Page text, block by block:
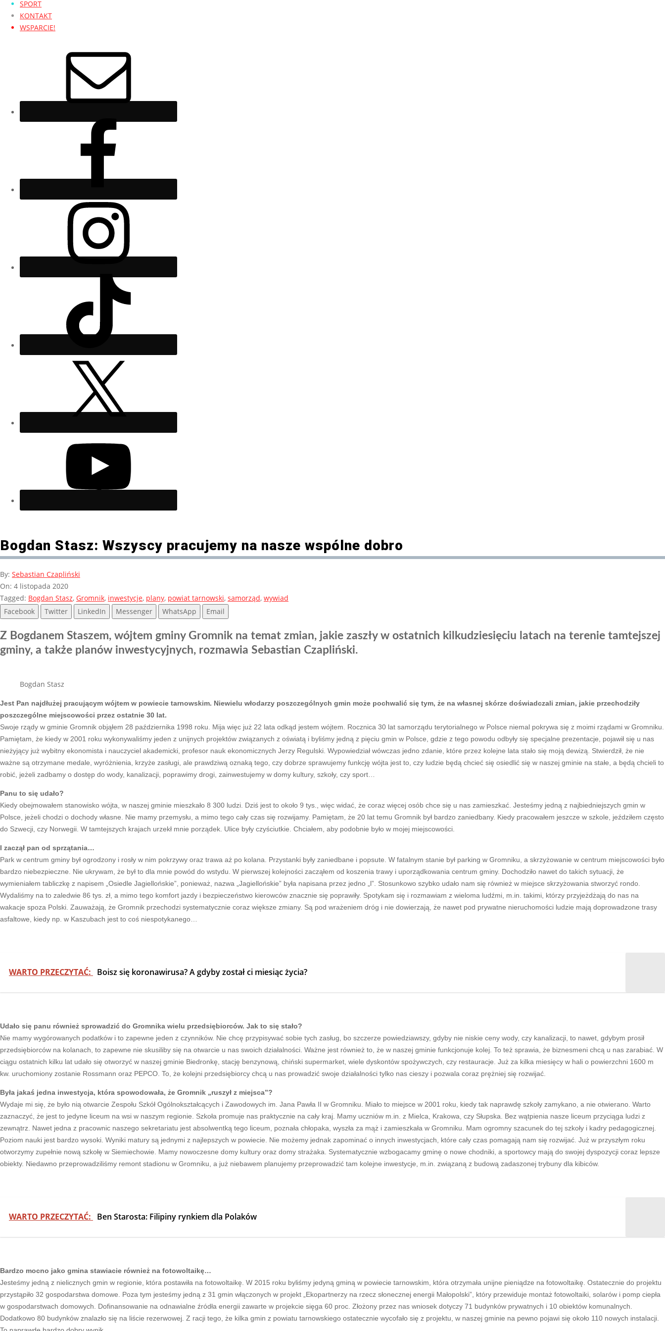
SPORT
KONTAKT
WSPARCIE!
Bogdan Stasz: Wszyscy pracujemy na nasze wspólne dobro
By: Sebastian Czapliński
On: 4 listopada 2020
Tagged: Bogdan Stasz, Gromnik, inwestycje, plany, powiat tarnowski, samorząd, wywiad
Facebook
Twitter LinkedIn Messenger WhatsApp Email
Z Bogdanem Staszem, wójtem gminy Gromnik na temat zmian, jakie zaszły w ostatnich kilkudziesięciu latach na terenie tamtejszej
gminy, a także planów inwestycyjnych, rozmawia Sebastian Czapliński.
Bogdan Stasz
Jest Pan najdłużej pracującym wójtem w powiecie tarnowskim. Niewielu włodarzy poszczególnych gmin może pochwalić się tym, że na własnej skórze doświadczali zmian, jakie przechodziły
poszczególne miejscowości przez ostatnie 30 lat.
Swoje rządy w gminie Gromnik objąłem 28 października 1998 roku. Mija więc już 22 lata odkąd jestem wójtem. Rocznica 30 lat samorządu terytorialnego w Polsce niemal pokrywa się z moimi rządami w Gromniku.
Pamiętam, że kiedy w 2001 roku wykonywaliśmy jeden z unijnych projektów związanych z oświatą i byliśmy jedną z pięciu gmin w Polsce, gdzie z tego powodu odbyły się specjalne prezentacje, pojawił się u nas
nieżyjący już wybitny ekonomista i nauczyciel akademicki, profesor nauk ekonomicznych Jerzy Regulski. Wypowiedział wówczas jedno zdanie, które przez kolejne lata stało się moją dewizą. Stwierdził, że nie
ważne są otrzymane medale, wyróżnienia, krzyże zasługi, ale prawdziwą oznaką tego, czy dobrze sprawujemy funkcję wójta jest to, czy ludzie będą chcieć się osiedlić się w naszej gminie na stałe, a będą chcieli to
robić, jeżeli zadbamy o dostęp do wody, kanalizacji, poprawimy drogi, zainwestujemy w domy kultury, szkoły, czy sport…
Panu to się udało?
Kiedy obejmowałem stanowisko wójta, w naszej gminie mieszkało 8 300 ludzi. Dziś jest to około 9 tys., więc widać, że coraz więcej osób chce się u nas zamieszkać. Jesteśmy jedną z najbiedniejszych gmin w
Polsce, jeżeli chodzi o dochody własne. Nie mamy przemysłu, a mimo tego cały czas się rozwijamy. Pamiętam, że 20 lat temu Gromnik był bardzo zaniedbany. Kiedy pracowałem jeszcze w szkole, jeździłem często
do Szwecji, czy Norwegii. W tamtejszych krajach urzekł mnie porządek. Ulice były czyściutkie. Chciałem, aby podobnie było w mojej miejscowości.
I zaczął pan od sprzątania…
Park w centrum gminy był ogrodzony i rosły w nim pokrzywy oraz trawa aż po kolana. Przystanki były zaniedbane i popsute. W fatalnym stanie był parking w Gromniku, a skrzyżowanie w centrum miejscowości było
bardzo niebezpieczne. Nie ukrywam, że był to dla mnie powód do wstydu. W pierwszej kolejności zacząłem od koszenia trawy i uporządkowania centrum gminy. Dochodziło nawet do takich sytuacji, że
wymieniałem tabliczkę z napisem „Osiedle Jagiellońskie”, ponieważ, nazwa „Jagiellońskie” była napisana przez jedno „l”. Stosunkowo szybko udało nam się również w miejsce skrzyżowania stworzyć rondo.
Wydaliśmy na to zaledwie 86 tys. zł, a mimo tego komfort jazdy i bezpieczeństwo kierowców znacznie się poprawiły. Spotykam się i rozmawiam z wieloma ludźmi, m.in. takimi, którzy przyjeżdżają do nas na
wakacje spoza Polski. Zauważają, że Gromnik przechodzi systematycznie coraz większe zmiany. Są pod wrażeniem dróg i nie dowierzają, że nawet pod prywatne nieruchomości ludzie mają doprowadzone trasy
asfaltowe, kiedy np. w Kaszubach jest to coś niespotykanego…
WARTO PRZECZYTAĆ: Boisz się koronawirusa? A gdyby został ci miesiąc życia?
Udało się panu również sprowadzić do Gromnika wielu przedsiębiorców. Jak to się stało?
Nie mamy wygórowanych podatków i to zapewne jeden z czynników. Nie chcę przypisywać sobie tych zasług, bo szczerze powiedziawszy, gdyby nie niskie ceny wody, czy kanalizacji, to nawet, gdybym prosił
przedsiębiorców na kolanach, to zapewne nie skusiliby się na otwarcie u nas swoich działalności. Ważne jest również to, że w naszej gminie funkcjonuje kolej. To też sprawia, że biznesmeni chcą u nas zarabiać. W
ciągu ostatnich kilku lat udało się otworzyć w naszej gminie Biedronkę, stację benzynową, chiński supermarket, wiele dyskontów spożywczych, czy restauracje. Już za kilka miesięcy w hali o powierzchni 1600 m
kw. uruchomiony zostanie Rossmann oraz PEPCO. To, że kolejni przedsiębiorcy chcą u nas prowadzić swoje działalności tylko nas cieszy i pozwala coraz prężniej się rozwijać.
Była jakaś jedna inwestycja, która spowodowała, że Gromnik „ruszył z miejsca”?
Wydaje mi się, że było nią otwarcie Zespołu Szkół Ogólnokształcących i Zawodowych im. Jana Pawła II w Gromniku. Miało to miejsce w 2001 roku, kiedy tak naprawdę szkoły zamykano, a nie otwierano. Warto
zaznaczyć, że jest to jedyne liceum na wsi w naszym regionie. Szkoła promuje nas praktycznie na cały kraj. Mamy uczniów m.in. z Mielca, Krakowa, czy Słupska. Bez wątpienia nasze liceum przyciąga ludzi z
zewnątrz. Nawet jedna z pracownic naszego sekretariatu jest absolwentką tego liceum, poznała chłopaka, wyszła za mąż i zamieszkała w Gromniku. Mam ogromny szacunek do tej szkoły i kadry pedagogicznej.
Poziom nauki jest bardzo wysoki. Wyniki matury są jednymi z najlepszych w powiecie. Nie możemy jednak zapominać o innych inwestycjach, które cały czas pomagają nam się rozwijać. Już w przyszłym roku
otworzymy zupełnie nową szkołę w Siemiechowie. Mamy nowoczesne domy kultury oraz domy strażaka. Systematycznie wzbogacamy gminę o nowe chodniki, a sportowcy mają do swojej dyspozycji coraz lepsze
obiekty. Niedawno przeprowadziliśmy remont stadionu w Gromniku, a już niebawem planujemy przeprowadzić tam kolejne inwestycje, m.in. związaną z budową zadaszonej trybuny dla kibiców.
WARTO PRZECZYTAĆ: Ben Starosta: Filipiny rynkiem dla Polaków
Bardzo mocno jako gmina stawiacie również na fotowoltaikę…
Jesteśmy jedną z nielicznych gmin w regionie, która postawiła na fotowoltaikę. W 2015 roku byliśmy jedyną gminą w powiecie tarnowskim, która otrzymała unijne pieniądze na fotowoltaikę. Ostatecznie do projektu
przystąpiło 32 gospodarstwa domowe. Poza tym jesteśmy jedną z 31 gmin włączonych w projekt „Ekopartnerzy na rzecz słonecznej energii Małopolski”, który przewiduje montaż fotowoltaiki, solarów i pomp ciepła
w gospodarstwach domowych. Dofinansowanie na odnawialne źródła energii zawarte w projekcie sięga 60 proc. Złożony przez nas wniosek dotyczy 71 budynków prywatnych i 10 obiektów komunalnych.
Dodatkowo 80 budynków znalazło się na liście rezerwowej. Z racji tego, że kilka gmin z powiatu tarnowskiego ostatecznie wycofało się z projektu, w naszej gminie na pewno pojawi się około 110 nowych instalacji.